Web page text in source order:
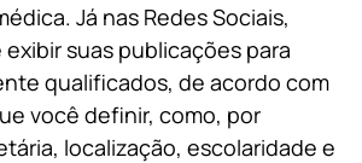
Já nas Redes Sociais,
suas publicações para
qualificados, de acordo com
você definir, como, por
localização, escolaridade e